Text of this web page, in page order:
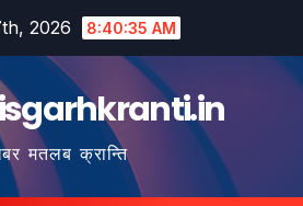
2026 8:40:36 AM
मतलब क्रान्ति